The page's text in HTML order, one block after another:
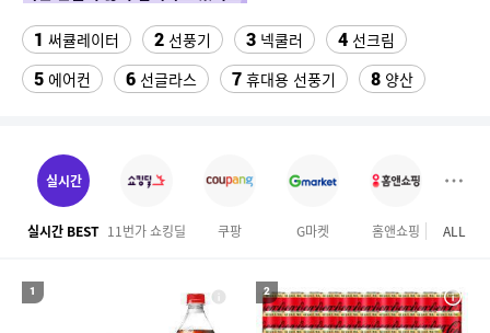
1 써큘레이터 2 선풍기 3 넥쿨러 4 선크림
5 에어컨 6 선글라스 7 휴대용 선풍기 8 양산
11 수향미쌀10kg특등급
13 위닉스 dn3e170 lwk
15 차량햇빛가리개 풍기인견바지
버거킹
ALL
실시간
실시간 BEST 11번가 쇼킹딜 쿠팡 G마켓 홈앤쇼핑 마이리
1 2